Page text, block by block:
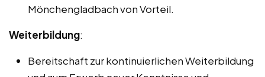
Mönchengladbach von Vorteil.
Weiterbildung:
Bereitschaft zur kontinuierlichen Weiterbildung